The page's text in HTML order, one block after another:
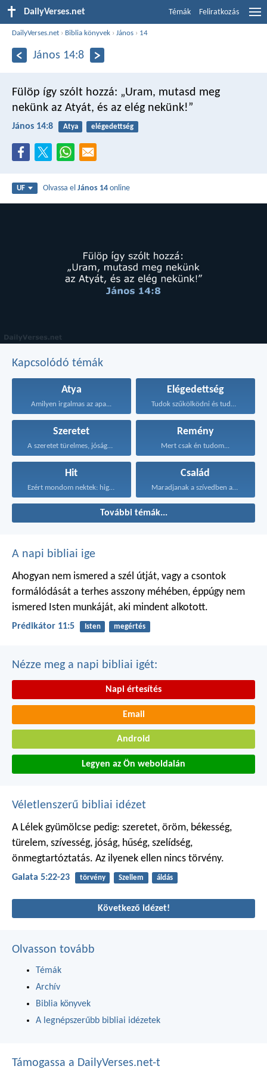
DailyVerses.net Témák Feliratkozás
DailyVerses.net › Biblia könyvek ›János › 14
János 14:8
Fülöp így szólt hozzá: „Uram, mutasd meg
nekünk az Atyát, és az elég nekünk!”
János 14:8 Atya elégedettség
UF Olvassa elJános 14 online
Kapcsolódó témák
Atya
Amilyen irgalmas az apa...
Elégedettség
Tudok szűkölködni és tudok...
Szeretet
A szeretet türelmes, jóságos...
Remény
Mert csak én tudom...
Hit
Ezért mondom nektek: higgyétek...
Család
Maradjanak a szívedben azok...
További témák...
A napi bibliai ige
Ahogyan nem ismered a szél útját, vagy a csontok
formálódását a terhes asszony méhében, éppúgy nem
ismered Isten munkáját, aki mindent alkotott.
Prédikátor 11:5 Isten megértés
Nézze meg a napi bibliai igét:
Napi értesítés
Email
Android
Legyen az Ön weboldalán
Véletlenszerű bibliai idézet
A Lélek gyümölcse pedig: szeretet, öröm, békesség,
türelem, szívesség, jóság, hűség, szelídség,
önmegtartóztatás. Az ilyenek ellen nincs törvény.
Galata 5:22-23 törvény Szellem áldás
Következő idézet!
Olvasson tovább
Témák
Archív
Biblia könyvek
A legnépszerűbb bibliai idézetek
Támogassa a DailyVerses.net-t